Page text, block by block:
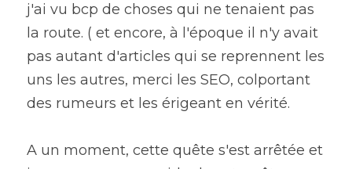
j'ai vu bcp de choses qui ne tenaient pas
la route. ( et encore, à l'époque il n'y avait
pas autant d'articles qui se reprennent les
uns les autres, merci les SEO, colportant
des rumeurs et les érigeant en vérité.
A un moment, cette quête s'est arrêtée et